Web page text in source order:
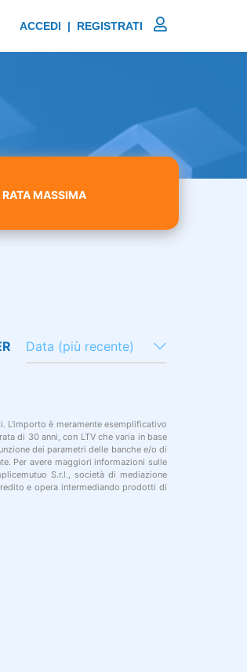
ACCEDI | REGISTRATI
MASSIMA
Data (più recente)
L'importo è meramente esemplificativo
di 30 anni, con LTV che varia in base
dei parametri delle banche e/o di
Per avere maggiori informazioni sulle
S.r.l., società di mediazione
e opera intermediando prodotti di